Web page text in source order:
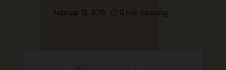
februar 12, 2015 0 min læsning